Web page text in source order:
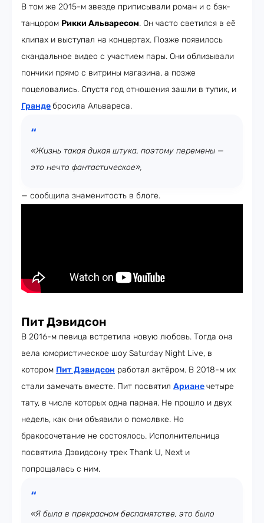
В том же 2015-м звезде приписывали роман и с бэк-
танцором Рикки Альваресом. Он часто светился в её
клипах и выступал на концертах. Позже появилось
скандальное видео с участием пары. Они облизывали
пончики прямо с витрины магазина, а позже
поцеловались. Спустя год отношения зашли в тупик, и
Гранде бросила Альвареса.
«Жизнь такая дикая штука, поэтому перемены —
это нечто фантастическое»,
— сообщила знаменитость в блоге.
Пит Дэвидсон
В 2016-м певица встретила новую любовь. Тогда она
вела юмористическое шоу Saturday Night Live, в
котором Пит Дэвидсон работал актёром. В 2018-м их
стали замечать вместе. Пит посвятил Арианечетыре
тату, в числе которых одна парная. Не прошло и двух
недель, как они объявили о помолвке. Но
бракосочетание не состоялось. Исполнительница
посвятила Дэвидсону трек Thank U, Next и
попрощалась с ним.
«Я была в прекрасном беспамятстве, это было